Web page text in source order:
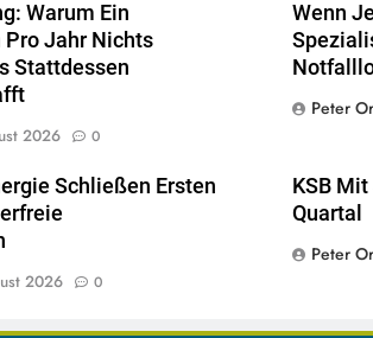
Warum Ein
Jahr Nichts
Stattdessen
2026 0
Wenn
Peter
Schließen Ersten
2026 0
KSB
Quartal
Peter